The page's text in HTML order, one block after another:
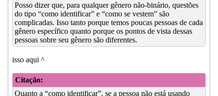
Posso dizer que, para qualquer gênero não-binário, questões
do tipo “como identificar” e “como se vestem” são
complicadas. Isso tanto porque temos poucas pessoas de cada
gênero específico quanto porque os pontos de vista dessas
pessoas sobre seu gênero são diferentes.
isso aqui ^
Citação:
Quanto a “como identificar”, se a pessoa não está usando